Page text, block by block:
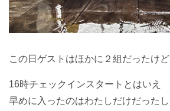
この日ゲストはほかに２組だったけど
16時チェックインスタートとはいえ
早めに入ったのはわたしだけだったし